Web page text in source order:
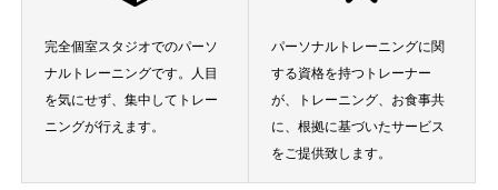
完全個室スタジオでのパーソ
ナルトレーニングです。人目
を気にせず、集中してトレー
ニングが行えます。
パーソナルトレーニングに関
する資格を持つトレーナー
が、トレーニング、お食事共
に、根拠に基づいたサービス
をご提供致します。